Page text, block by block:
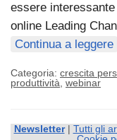
essere
online Leading
Continua a leggere
Categoria: crescita
produttività webinar
Newsletter| Tutti gli